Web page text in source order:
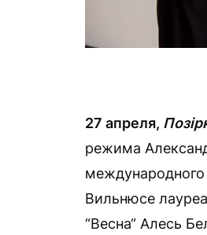
27 апреля,
режима
Вильнюсе
“Весна“ Алесь